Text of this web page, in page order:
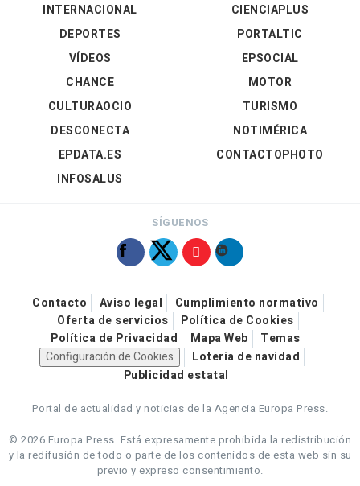
INTERNACIONAL
DEPORTES
VÍDEOS
CIENCIAPLUS
PORTALTIC
EPSOCIAL
CHANCE
CULTURAOCIO
DESCONECTA
EPDATA.ES
INFOSALUS
MOTOR
TURISMO
NOTIMÉRICA
CONTACTOPHOTO
SÍGUENOS
Contacto Aviso legal
Cumplimiento normativo
Oferta de servicios
Política de Cookies
Política de Privacidad
Mapa Web
Temas
Configuración de Cookies
Loteria de navidad
Publicidad estatal
Portal de actualidad y noticias de la Agencia Europa Press.
© 2026 Europa Press. Está expresamente prohibida la redistribución
y la redifusión de todo o parte de los contenidos de esta web sin su
previo y expreso consentimiento.